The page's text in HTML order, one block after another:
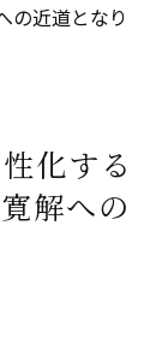
の近道となり
化する
解への